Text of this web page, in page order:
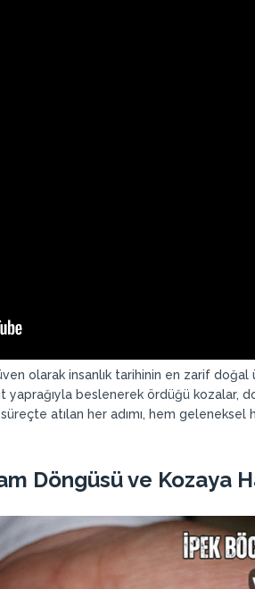
olarak insanlık tarihinin en zarif
beslenerek ördüğü kozalar,
atılan her adımı, hem
Döngüsü ve Kozaya